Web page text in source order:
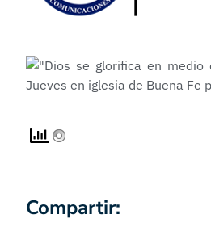
Compartir: